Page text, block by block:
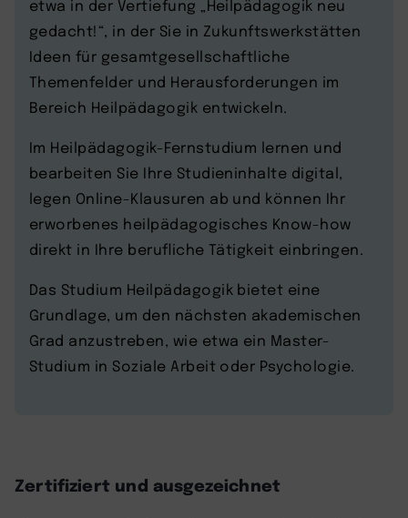
etwa in der Vertiefung „Heilpädagogik neu
gedacht!“, in der Sie in Zukunftswerkstätten
Ideen für gesamtgesellschaftliche
Themenfelder und Herausforderungen im
Bereich Heilpädagogik entwickeln.
Im Heilpädagogik-Fernstudium lernen und
bearbeiten Sie Ihre Studieninhalte digital,
legen Online-Klausuren ab und können Ihr
erworbenes heilpädagogisches Know-how
direkt in Ihre berufliche Tätigkeit einbringen.
Das Studium Heilpädagogik bietet eine
Grundlage, um den nächsten akademischen
Grad anzustreben, wie etwa ein Master-
Studium in Soziale Arbeit oder Psychologie.
Zertifiziert und ausgezeichnet